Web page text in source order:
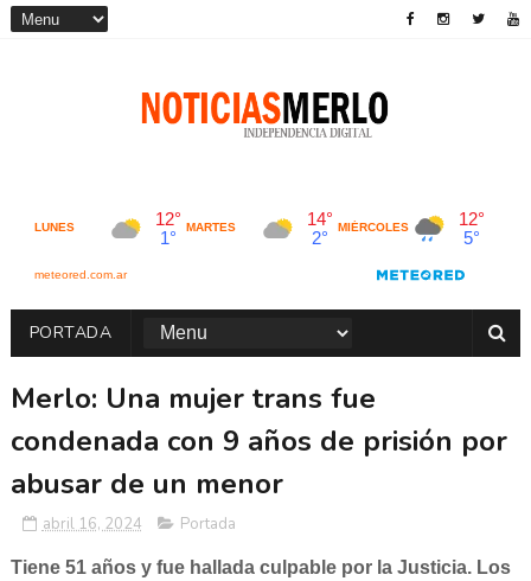
PORTADA
Merlo: Una mujer trans fue
condenada con 9 años de prisión por
abusar de un menor
abril 16, 2024 Portada
Tiene 51 años y fue hallada culpable por la Justicia. Los